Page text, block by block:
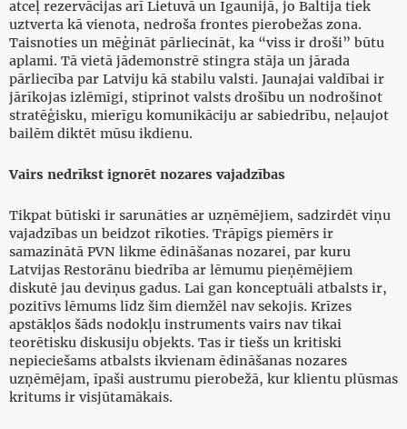
atceļ rezervācijas arī Lietuvā un Igaunijā, jo Baltija tiek
uztverta kā vienota, nedroša frontes pierobežas zona.
Taisnoties un mēģināt pārliecināt, ka “viss ir droši” būtu
aplami. Tā vietā jādemonstrē stingra stāja un jārada
pārliecība par Latviju kā stabilu valsti. Jaunajai valdībai ir
jārīkojas izlēmīgi, stiprinot valsts drošību un nodrošinot
stratēģisku, mierīgu komunikāciju ar sabiedrību, neļaujot
bailēm diktēt mūsu ikdienu.
Vairs nedrīkst ignorēt nozares vajadzības
Tikpat būtiski ir sarunāties ar uzņēmējiem, sadzirdēt viņu
vajadzības un beidzot rīkoties. Trāpīgs piemērs ir
samazinātā PVN likme ēdināšanas nozarei, par kuru
Latvijas Restorānu biedrība ar lēmumu pieņēmējiem
diskutē jau deviņus gadus. Lai gan konceptuāli atbalsts ir,
pozitīvs lēmums līdz šim diemžēl nav sekojis. Krīzes
apstākļos šāds nodokļu instruments vairs nav tikai
teorētisku diskusiju objekts. Tas ir tiešs un kritiski
nepieciešams atbalsts ikvienam ēdināšanas nozares
uzņēmējam, īpaši austrumu pierobežā, kur klientu plūsmas
kritums ir visjūtamākais.